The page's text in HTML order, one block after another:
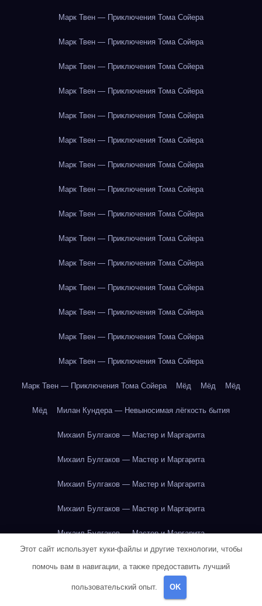
Марк Твен — Приключения Тома Сойера
Марк Твен — Приключения Тома Сойера
Марк Твен — Приключения Тома Сойера
Марк Твен — Приключения Тома Сойера
Марк Твен — Приключения Тома Сойера
Марк Твен — Приключения Тома Сойера
Марк Твен — Приключения Тома Сойера
Марк Твен — Приключения Тома Сойера
Марк Твен — Приключения Тома Сойера
Марк Твен — Приключения Тома Сойера
Марк Твен — Приключения Тома Сойера
Марк Твен — Приключения Тома Сойера
Марк Твен — Приключения Тома Сойера
Марк Твен — Приключения Тома Сойера
Марк Твен — Приключения Тома Сойера
Марк Твен — Приключения Тома Сойера Мёд Мёд Мёд
Мёд Милан Кундера — Невыносимая лёгкость бытия
Михаил Булгаков — Мастер и Маргарита
Михаил Булгаков — Мастер и Маргарита
Михаил Булгаков — Мастер и Маргарита
Михаил Булгаков — Мастер и Маргарита
Михаил Булгаков — Мастер и Маргарита
Михаил Булгаков — Мастер и Маргарита
Этот сайт использует куки-файлы и другие технологии, чтобы
помочь вам в навигации, а также предоставить лучший
пользовательский опыт. OK